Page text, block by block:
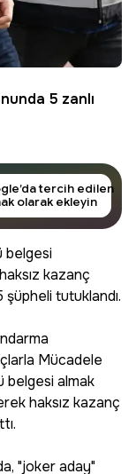
5 zanlı
tercih edilen
olarak ekleyin
belgesi
kazanç
şüpheli tutuklandı.
Mücadele
belgesi almak
haksız kazanç
"joker aday"